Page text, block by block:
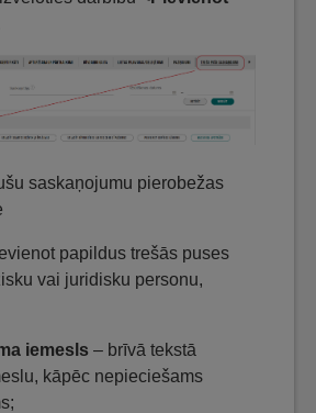
saskaņojumu pierobežas
papildus trešās puses
vai juridisku personu,
iemesls – brīvā tekstā
kāpēc nepieciešams